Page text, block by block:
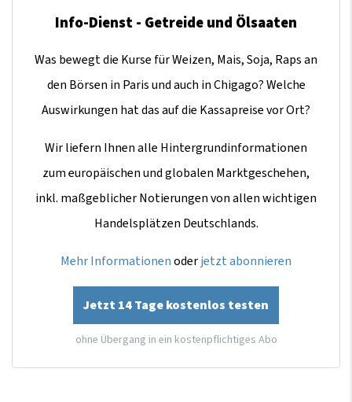
Info-Dienst - Getreide und Ölsaaten
Was bewegt die Kurse für Weizen, Mais, Soja, Raps an
den Börsen in Paris und auch in Chigago? Welche
Auswirkungen hat das auf die Kassapreise vor Ort?
Wir liefern Ihnen alle Hintergrundinformationen
zum europäischen und globalen Marktgeschehen,
inkl. maßgeblicher Notierungen von allen wichtigen
Handelsplätzen Deutschlands.
Mehr Informationenoderjetzt abonnieren
Jetzt 14 Tage kostenlos testen
ohne Übergang in ein kostenpflichtiges Abo